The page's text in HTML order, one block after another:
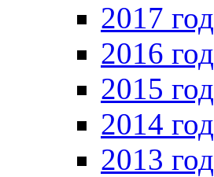
2017 год
2016 год
2015 год
2014 год
2013 год